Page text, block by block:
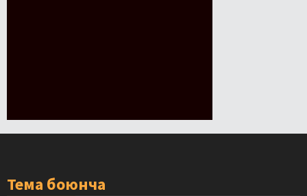
Тема боюнча